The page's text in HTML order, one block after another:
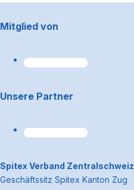
Footerbereich
Mitglied von
Unsere Partner
~Kontaktinformationen
Spitex Verband Zentralschweiz
Geschäftssitz Spitex Kanton Zug